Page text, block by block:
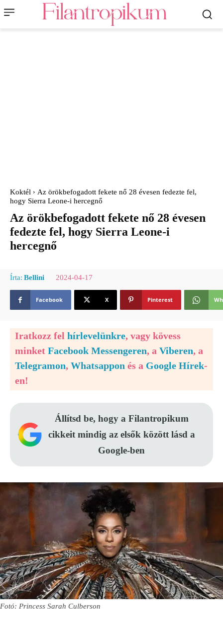
Koktél
Az örökbefogadott fekete nő 28 évesen fedezte fel,
hogy Sierra Leone-i hercegnő
Az örökbefogadott fekete nő 28 évesen
fedezte fel, hogy Sierra Leone-i
hercegnő
Írta: Bellini 2024-04-17
Facebook X Pinterest
Iratkozz fel hírlevelünkre, vagy kövess
minket Facebook Messengeren, a Viberen, a
Telegramon, Whatsappon és a Google Hírek-
en!
Állítsd be, hogy a Filantropikum
cikkeit mindig az elsők között lásd a
Google-ben
Fotó: Princess Sarah Culberson